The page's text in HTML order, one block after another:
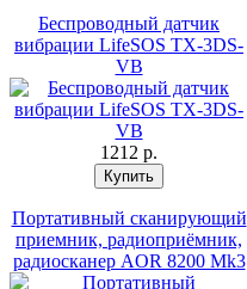
Беспроводный датчик
вибрации LifeSOS TX-3DS-
VB
1212 p.
Портативный сканирующий
приемник, радиоприёмник,
радиосканер AOR 8200 Mk3